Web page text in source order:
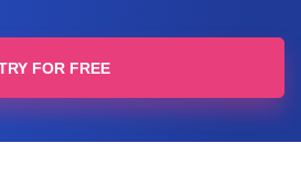
FOR FREE